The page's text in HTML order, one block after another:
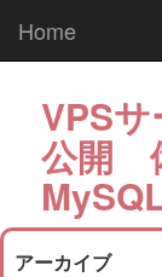
Home
VPS
公開
アーカイブ